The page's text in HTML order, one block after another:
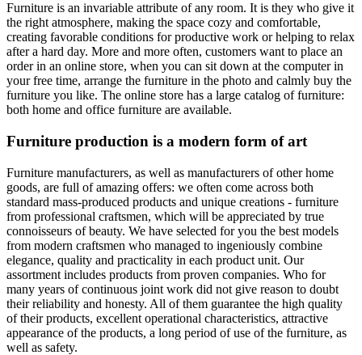
Furniture is an invariable attribute of any room. It is they who give it
the right atmosphere, making the space cozy and comfortable,
creating favorable conditions for productive work or helping to relax
after a hard day. More and more often, customers want to place an
order in an online store, when you can sit down at the computer in
your free time, arrange the furniture in the photo and calmly buy the
furniture you like. The online store has a large catalog of furniture:
both home and office furniture are available.
Furniture production is a modern form of art
Furniture manufacturers, as well as manufacturers of other home
goods, are full of amazing offers: we often come across both
standard mass-produced products and unique creations - furniture
from professional craftsmen, which will be appreciated by true
connoisseurs of beauty. We have selected for you the best models
from modern craftsmen who managed to ingeniously combine
elegance, quality and practicality in each product unit. Our
assortment includes products from proven companies. Who for
many years of continuous joint work did not give reason to doubt
their reliability and honesty. All of them guarantee the high quality
of their products, excellent operational characteristics, attractive
appearance of the products, a long period of use of the furniture, as
well as safety.